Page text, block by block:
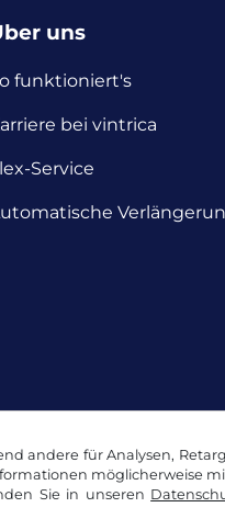
andere für Analysen,
möglicherweise
Sie in unseren
uns
funktioniert's
bei vintrica
Service